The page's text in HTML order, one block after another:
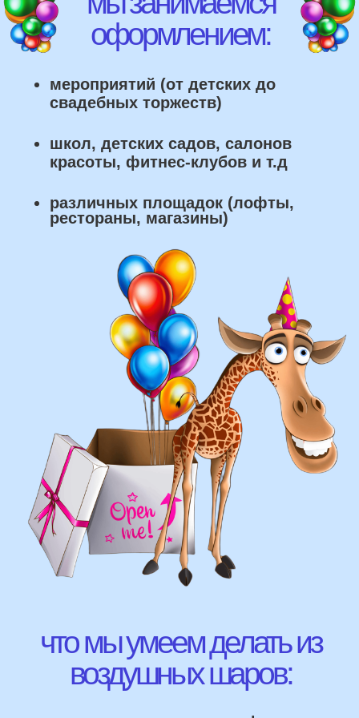
составление различных фонтанов
арки и пены
фигуры любой сложности
что мы умеем делать из
Присылайте картинку, и мы с
удовольствием соберем
похожую композицию!
ВЫСЛАТЬ ФОТО
у вас есть фото шаров, и
вы хотите так же?
НАШИ ГЛАВНЫЕ
ПРЕИМУЩЕСТВА